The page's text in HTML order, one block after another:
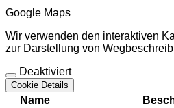
Google Maps
Wir verwenden den interaktiven
zur Darstellung von
Deaktiviert
Cookie Details
Name